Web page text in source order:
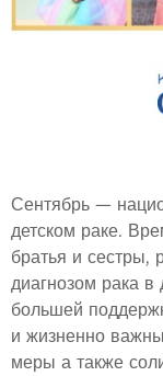
Сентябрь —
детском раке.
братья и сестры,
диагнозом рака в
большей
и жизненно
меры а также